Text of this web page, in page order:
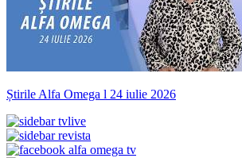
Știrile Alfa Omega l 24 iulie 2026